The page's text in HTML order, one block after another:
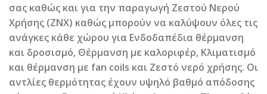
σας καθώς και για την παραγωγή Ζεστού Νερού
Χρήσης (ΖΝΧ) καθώς μπορούν να καλύψουν όλες τις
ανάγκες κάθε χώρου για Ενδοδαπέδια θέρμανση
και δροσισμό, Θέρμανση με καλοριφέρ, Κλιματισμό
και θέρμανση με fan coils και Ζεστό νερό χρήσης. Οι
αντλίες θερμότητας έχουν υψηλό βαθμό απόδοσης